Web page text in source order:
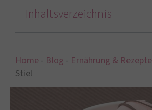
Home - Blog - Ernährung & Rezepte
Stiel
Inhaltsverzeichnis